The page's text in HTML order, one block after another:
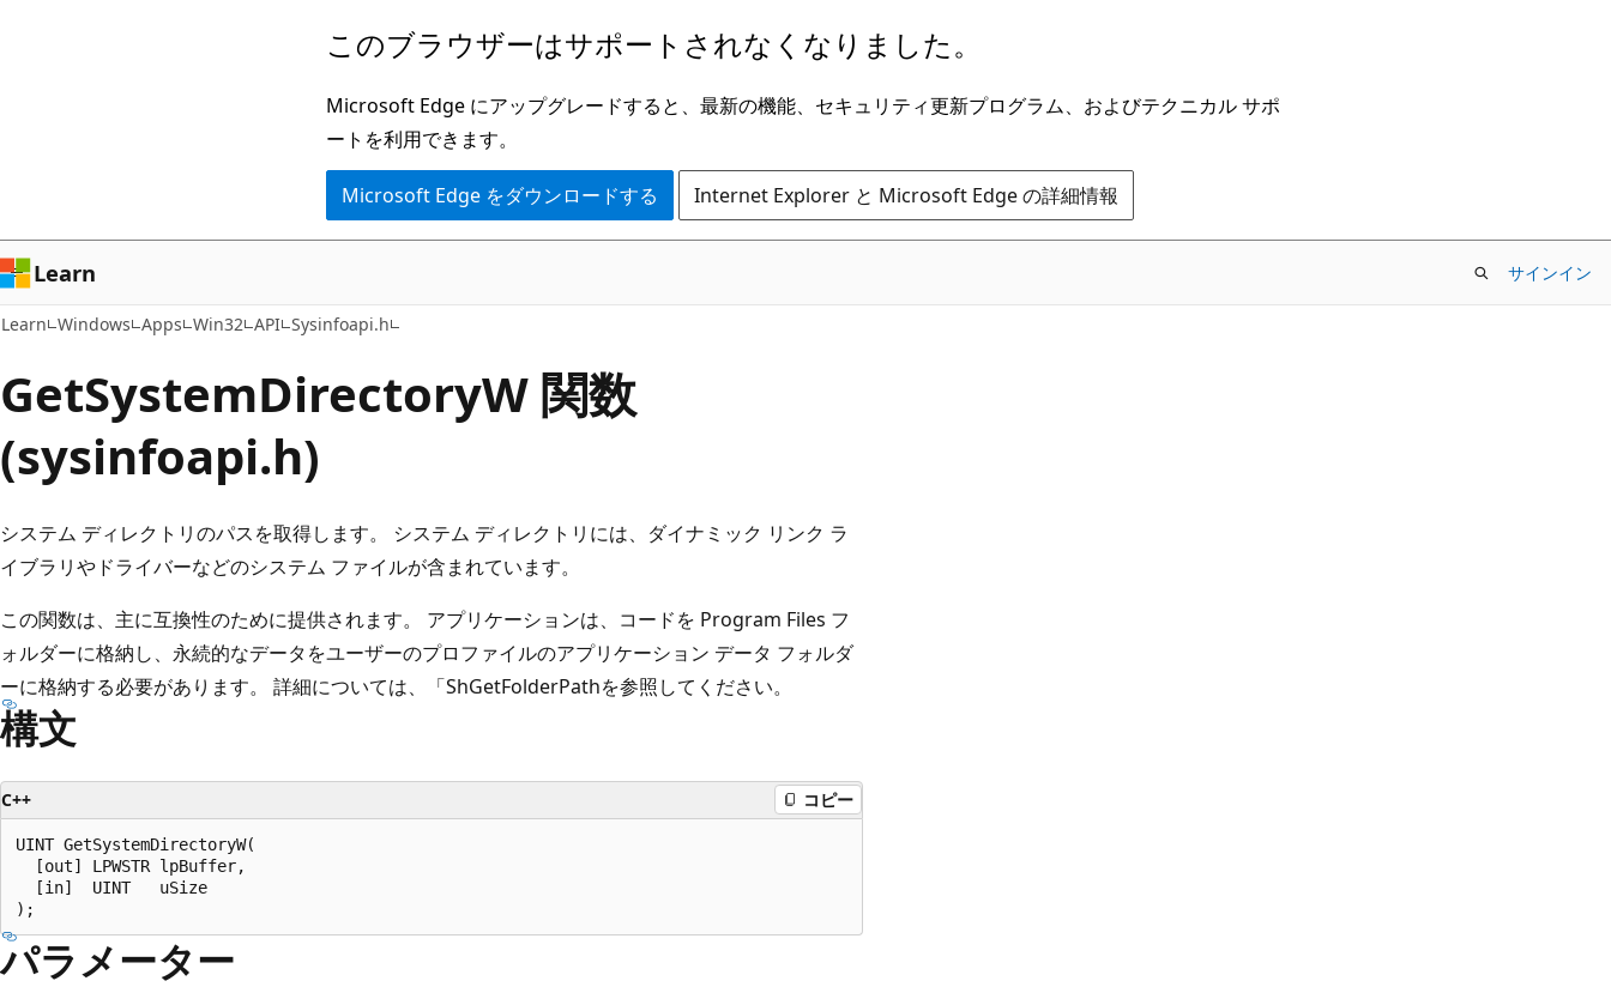
ン
ツ
に
ス
ッ
このブラウザーはサポートされなくなりました。
Microsoft Edge にアップグレードすると、最新の機能、セキュリティ更新プログラム、およびテクニカル サポ
ートを利用できます。
Microsoft Edge をダウンロードする Internet Explorer と Microsoft Edge の詳細情報
Learn サインイン
Learn Windows Apps Win32 API Sysinfoapi.h
GetSystemDirectoryW 関数
(sysinfoapi.h)
システム ディレクトリのパスを取得します。 システム ディレクトリには、ダイナミック リンク ラ
イブラリやドライバーなどのシステム ファイルが含まれています。
この関数は、主に互換性のために提供されます。 アプリケーションは、コードを Program Files フ
ォルダーに格納し、永続的なデータをユーザーのプロファイルのアプリケーション データ フォルダ
ーに格納する必要があります。 詳細については、「ShGetFolderPathを参照してください。
構文
C++ コピー
UINT GetSystemDirectoryW(
  [out] LPWSTR lpBuffer,
  [in]  UINT   uSize
パラメーター